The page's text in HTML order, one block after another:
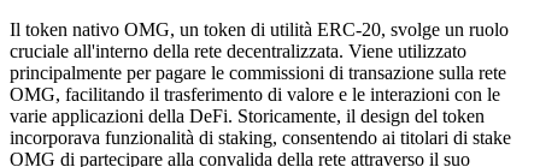
Il token nativo OMG, un token di utilità ERC-20, svolge un ruolo
cruciale all'interno della rete decentralizzata. Viene utilizzato
principalmente per pagare le commissioni di transazione sulla rete
OMG, facilitando il trasferimento di valore e le interazioni con le
varie applicazioni della DeFi. Storicamente, il design del token
incorporava funzionalità di staking, consentendo ai titolari di stake
OMG di partecipare alla convalida della rete attraverso il suo